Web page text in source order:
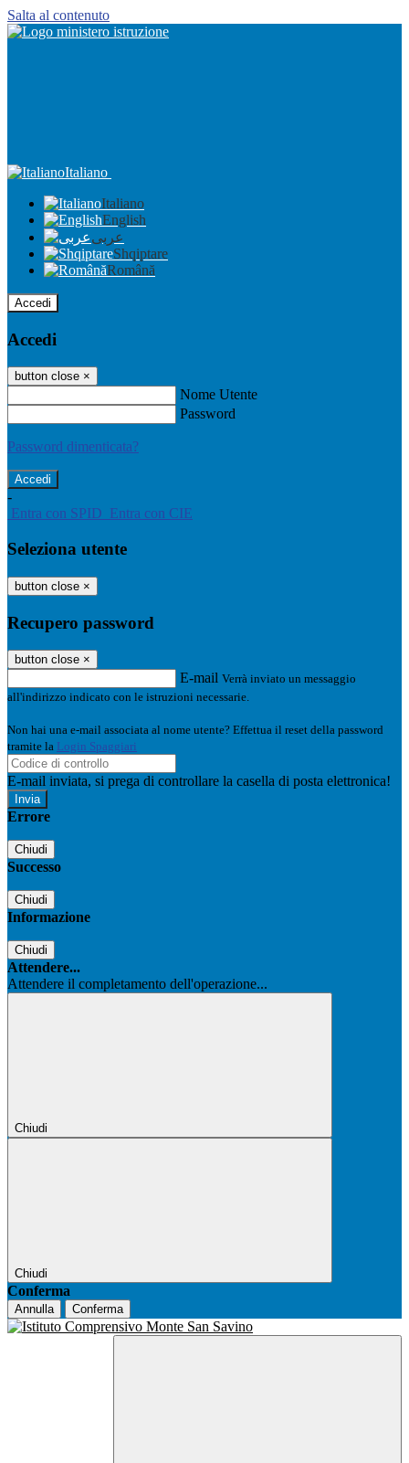
Salta al contenuto
Italiano
Italiano
English
عربى
Shqiptare
Română
Accedi
Accedi
button close ×
Nome Utente
Password
Password dimenticata?
-
Entra con SPID Entra con CIE
Seleziona utente
button close ×
Recupero password
button close ×
E-mail Verrà inviato un messaggio
all'indirizzo indicato con le istruzioni necessarie.
Non hai una e-mail associata al nome utente? Effettua il reset della password
tramite la Login Spaggiari
E-mail inviata, si prega di controllare la casella di posta elettronica!
Errore
Chiudi
Successo
Chiudi
Informazione
Chiudi
Attendere...
Attendere il completamento dell'operazione...
Chiudi
Chiudi
Conferma
Annulla Conferma